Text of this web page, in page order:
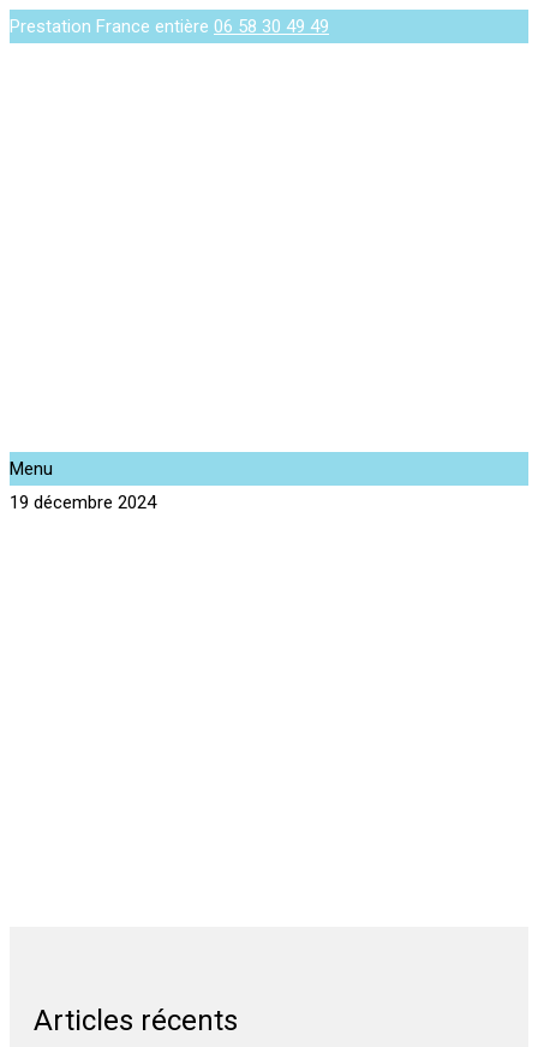
Prestation France entière 06 58 30 49 49
Menu
19 décembre 2024
Articles récents